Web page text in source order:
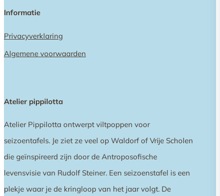
Informatie
Privacyverklaring
Algemene voorwaarden
Atelier pippilotta
Atelier Pippilotta ontwerpt viltpoppen voor
seizoentafels. Je ziet ze veel op Waldorf of Vrije Scholen
die geïnspireerd zijn door de Antroposofische
levensvisie van Rudolf Steiner. Een seizoenstafel is een
plekje waar je de kringloop van het jaar volgt. De